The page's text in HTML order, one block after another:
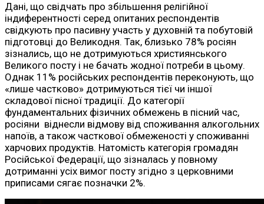
Дані, що свідчать про збільшення релігійної
індиферентності серед опитаних респондентів
свідкують про пасивну участь у духовній та побутовій
підготовці до Великодня. Так, близько 78% росіян
зізнались, що не дотримуються християнського
Великого посту і не бачать жодної потреби в цьому.
Однак 11% російських респондентів переконують, що
«лише частково» дотримуються тієї чи іншої
складової пісної традиції. До категорії
фундаментальних фізичних обмежень в пісний час,
росіяни віднесли відмову від споживання алкогольних
напоїв, а також часткової обмеженості у споживанні
харчових продуктів. Натомість категорія громадян
Російської Федерації, що зізналась у повному
дотриманні усіх вимог посту згідно з церковними
приписами сягає позначки 2%.